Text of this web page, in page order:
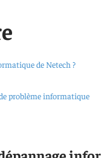
de Netech ?
problème informatique